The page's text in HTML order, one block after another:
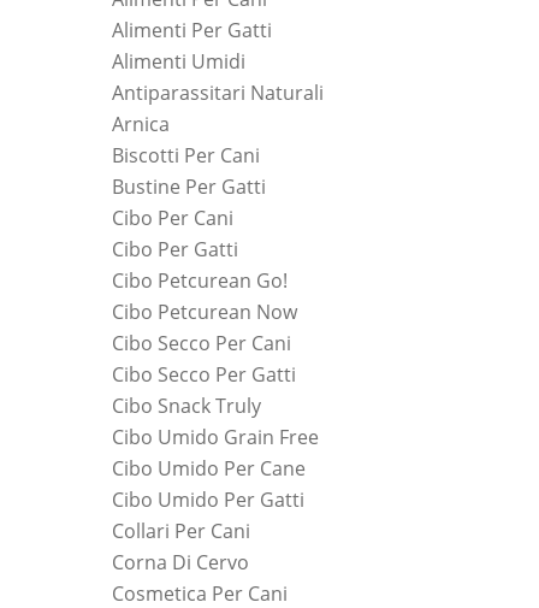
Alimenti Per Gatti
Alimenti Umidi
Antiparassitari Naturali
Arnica
Biscotti Per Cani
Bustine Per Gatti
Cibo Per Cani
Cibo Per Gatti
Cibo Petcurean Go!
Cibo Petcurean Now
Cibo Secco Per Cani
Cibo Secco Per Gatti
Cibo Snack Truly
Cibo Umido Grain Free
Cibo Umido Per Cane
Cibo Umido Per Gatti
Collari Per Cani
Corna Di Cervo
Cosmetica Per Cani